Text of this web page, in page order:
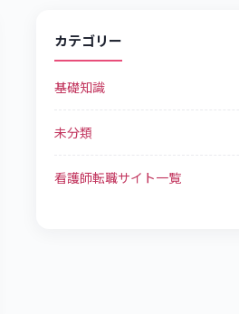
カテゴリー
基礎知識
未分類
看護師転職サイト一覧